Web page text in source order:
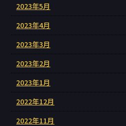
2023年5月
2023年4月
2023年3月
2023年2月
2023年1月
2022年12月
2022年11月